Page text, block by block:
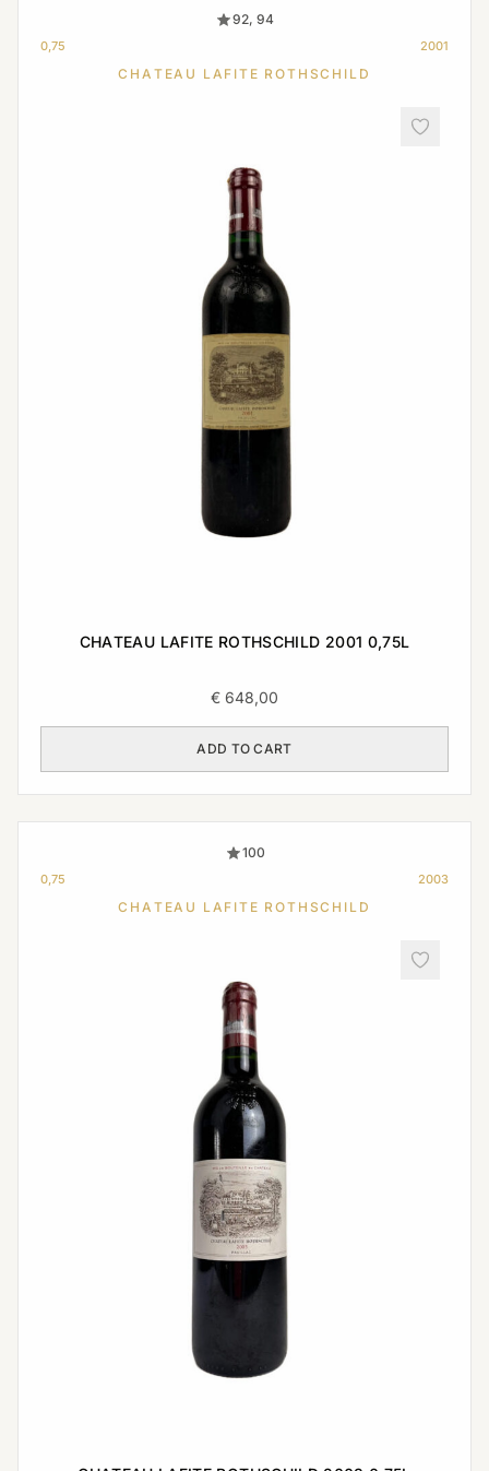
92, 94
0,75 2001
CHATEAU LAFITE ROTHSCHILD
CHATEAU LAFITE ROTHSCHILD 2001 0,75L
€ 648,00
ADD TO CART
100
0,75 2003
CHATEAU LAFITE ROTHSCHILD